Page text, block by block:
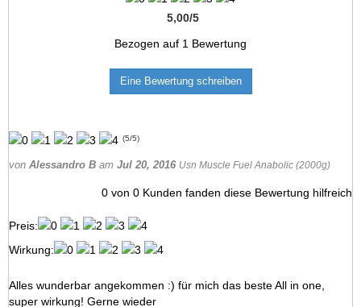
5,00/5
Bezogen auf 1 Bewertung
Eine Bewertung schreiben
(5/5)
von Alessandro B am Jul 20, 2016 Usn Muscle Fuel Anabolic (2000g)
0 von 0 Kunden fanden diese Bewertung hilfreich
Preis:
Wirkung:
Alles wunderbar angekommen :) für mich das beste All in one,
super wirkung! Gerne wieder